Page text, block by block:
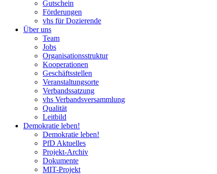
Gutschein
Förderungen
vhs für Dozierende
Über uns
Team
Jobs
Organisationsstruktur
Kooperationen
Geschäftsstellen
Veranstaltungsorte
Verbandssatzung
vhs Verbandsversammlung
Qualität
Leitbild
Demokratie leben!
Demokratie leben!
PfD Aktuelles
Projekt-Archiv
Dokumente
MIT-Projekt